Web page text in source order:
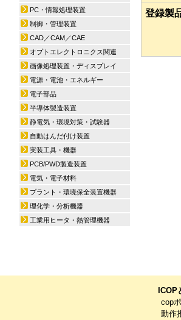
登録製
PC・情報処理装置
制御・管理装置
CAD／CAM／CAE
オプトエレクトロニクス関連
画像処理装置・ディスプレイ
電源・電池・エネルギー
電子部品
半導体製造装置
静電気・環境対策・試験器
自動はんだ付け装置
実装工具・機器
PCB/PWD製造装置
電気・電子材料
プラント・環境保全装置機器
理化学・分析機器
工業用ヒータ・熱管理機器
ICOP
cop
動作